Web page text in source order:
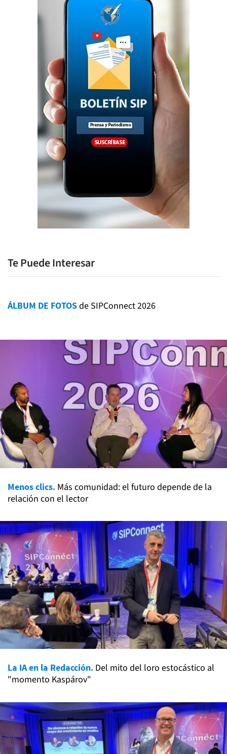
Te Puede Interesar
ÁLBUM DE FOTOSde SIPConnect 2026
Menos clics. Más comunidad: el futuro depende de la
relación con el lector
La IA en la Redacción. Del mito del loro estocástico al
"momento Kaspárov"